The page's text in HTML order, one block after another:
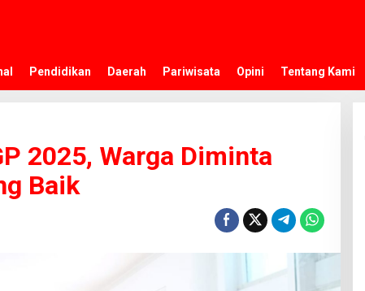
Pendidikan Daerah Pariwisata Opini Tentang Kami
2025, Warga Diminta
Baik